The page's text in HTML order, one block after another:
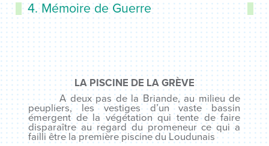
4. Mémoire de Guerre
LA PISCINE DE LA GRÈVE
A deux pas de la Briande, au milieu de
peupliers, les vestiges d’un vaste bassin
émergent de la végétation qui tente de faire
disparaître au regard du promeneur ce qui a
failli être la première piscine du Loudunais